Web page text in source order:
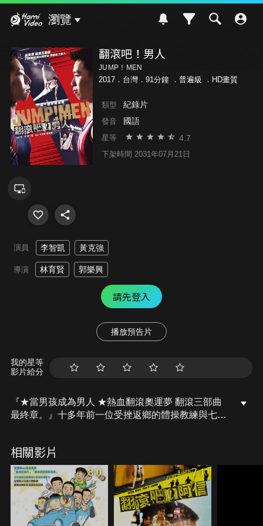
瀏覽
翻滾吧！男人
JUMP！MEN
2017．台灣．91分鐘 ． 普遍級 ．HD畫質
類型 紀錄片
發音 國語
星等 4.7
下架時間 2031年07月21日
演員 李智凱 黃克強
導演 林育賢 郭樂興
請先登入
播放預告片
我的星等
影片給分
『★當男孩成為男人 ★熱血翻滾奧運夢 翻滾三部曲
最終章。』十多年前一位受挫返鄉的體操教練與七位
不過七位小男孩目前只剩下兩位選手跟隨在林教練身
邊繼續挑戰他們的奧運夢。
相關影片
8.0 7.1